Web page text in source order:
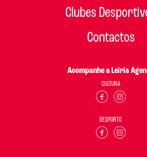
Clubes
Contactos
Acompanhe a Leiria
CULTURA
DESPORTO